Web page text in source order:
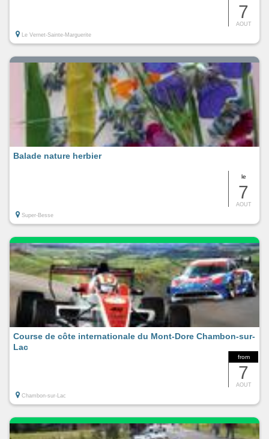
7
AOUT
Le Vernet-Sainte-Marguerite
le
7
AOUT
Balade nature herbier
Super-Besse
from
7
AOUT
Course de côte internationale du Mont-Dore Chambon-sur-
Lac
Chambon-sur-Lac